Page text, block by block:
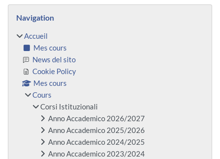
Blocs
Navigation
Accueil
Mes cours
News del sito
Cookie Policy
Mes cours
Cours
Corsi Istituzionali
Anno Accademico 2026/2027
Anno Accademico 2025/2026
Anno Accademico 2024/2025
Anno Accademico 2023/2024